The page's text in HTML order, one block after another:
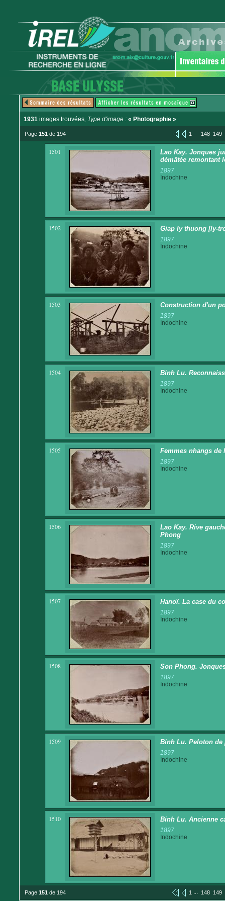
1931 images trouvées, Type d'image : « Photographie »
Page 151 de 194 1 ... 148 149
1501
Lao Kay. Jonques
démâtée remontant
1897
Indochine
1502 Giap ly thuong [ly-
1897
Indochine
1503 Construction d'un
1897
Indochine
1504 Binh Lu.
1897
Indochine
1505 Femmes nhangs de
1897
Indochine
1506
Lao Kay. Rive
Phong
1897
Indochine
1507 Hanoï. La case du
1897
Indochine
1508 Son Phong.
1897
Indochine
1509 Binh Lu. Peloton de
1897
Indochine
1510 Binh Lu. Ancienne
1897
Indochine
Page 151 de 194 1 ... 148 149